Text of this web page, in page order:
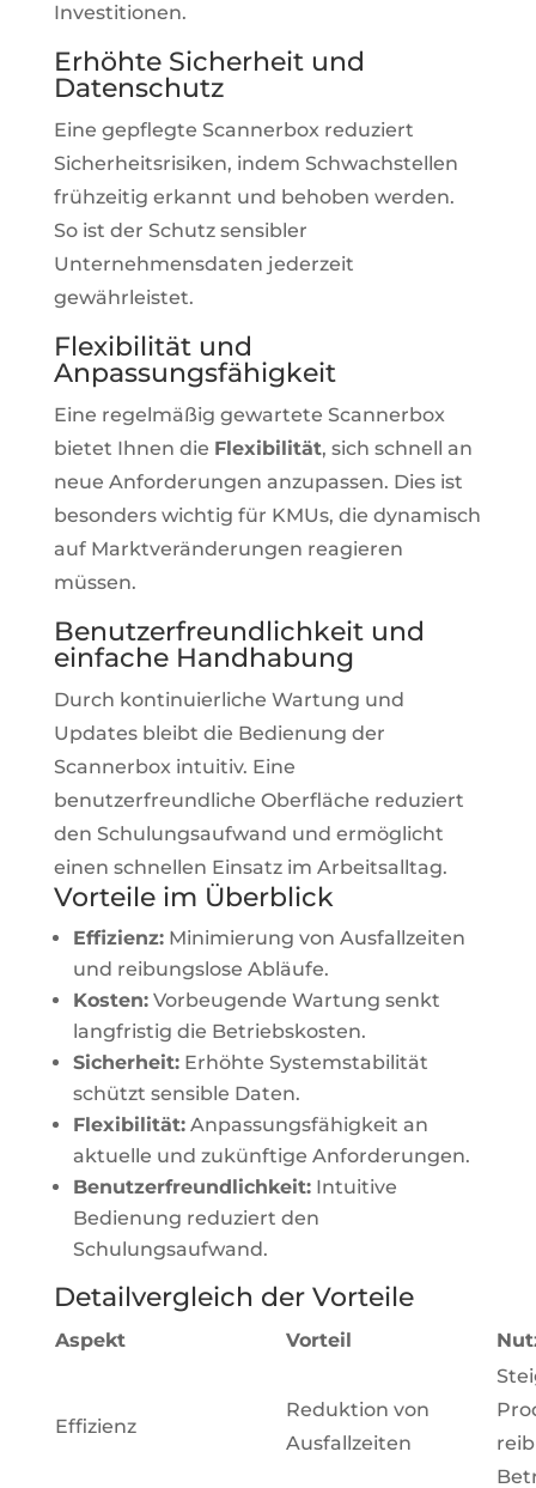
Investitionen.
Erhöhte Sicherheit und
Datenschutz
Eine gepflegte Scannerbox reduziert
Sicherheitsrisiken, indem Schwachstellen
frühzeitig erkannt und behoben werden.
So ist der Schutz sensibler
Unternehmensdaten jederzeit
gewährleistet.
Flexibilität und
Anpassungsfähigkeit
Eine regelmäßig gewartete Scannerbox
bietet Ihnen die Flexibilität, sich schnell an
neue Anforderungen anzupassen. Dies ist
besonders wichtig für KMUs, die dynamisch
auf Marktveränderungen reagieren
müssen.
Benutzerfreundlichkeit und
einfache Handhabung
Durch kontinuierliche Wartung und
Updates bleibt die Bedienung der
Scannerbox intuitiv. Eine
benutzerfreundliche Oberfläche reduziert
den Schulungsaufwand und ermöglicht
einen schnellen Einsatz im Arbeitsalltag.
Vorteile im Überblick
Effizienz:Minimierung von Ausfallzeiten
und reibungslose Abläufe.
Kosten:Vorbeugende Wartung senkt
langfristig die Betriebskosten.
Sicherheit:Erhöhte Systemstabilität
schützt sensible Daten.
Flexibilität:Anpassungsfähigkeit an
aktuelle und zukünftige Anforderungen.
Benutzerfreundlichkeit:Intuitive
Bedienung reduziert den
Schulungsaufwand.
Detailvergleich der Vorteile
Aspekt Vorteil
Effizienz
Reduktion von
Ausfallzeiten